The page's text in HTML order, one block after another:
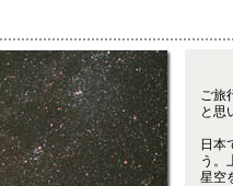
ご旅
と思
日本
う。
星空